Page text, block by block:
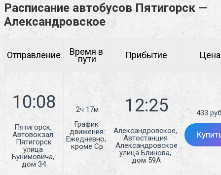
Расписание автобусов Пятигорск —
Александровское
Отправление Время в
пути Прибытие Цена
Пятигорск,
Автовокзал
Пятигорск
улица
Бунимовича,
дом 34
2ч 17м
График
движения:
Ежедневно,
кроме Ср
12:25
Александровское,
Автостанция
Александровское
улица Блинова,
дом 59А
433